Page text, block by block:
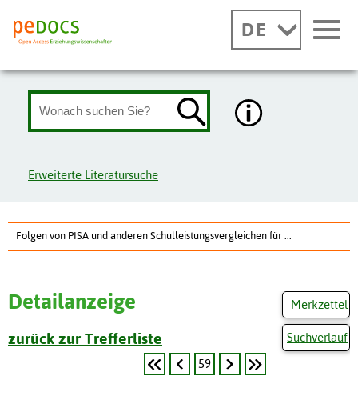
DE
Erweiterte Literatursuche
Folgen von PISA und anderen Schulleistungsvergleichen für ...
Merkzettel
Suchverlauf
Detailanzeige
zurück zur Trefferliste
59